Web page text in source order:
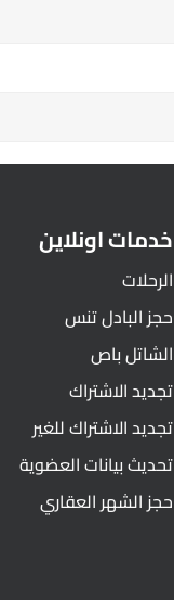
خدمات اونلاين
الرحلات
حجز البادل تنس
الشاتل باص
تجديد الاشتراك
تجديد الاشتراك للغير
تحديث بيانات العضوية
حجز الشهر العقاري